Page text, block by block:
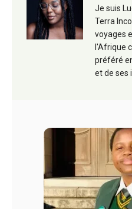
Je suis
Terra
voyages
l'Afrique
préféré
et de ses